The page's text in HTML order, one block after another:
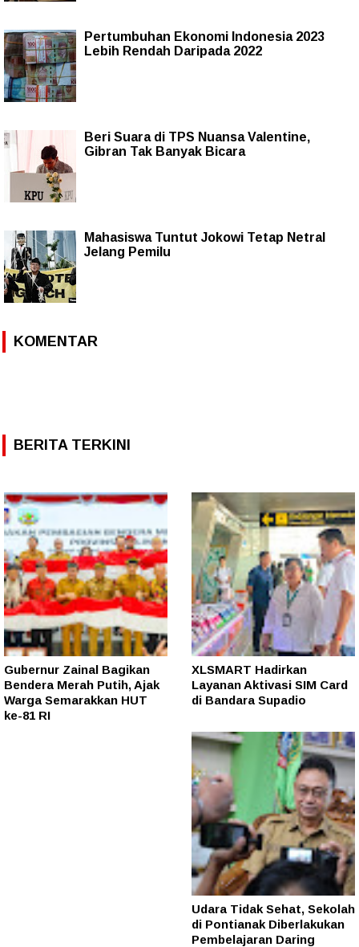
Pertumbuhan Ekonomi Indonesia 2023
Lebih Rendah Daripada 2022
Beri Suara di TPS Nuansa Valentine,
Gibran Tak Banyak Bicara
Mahasiswa Tuntut Jokowi Tetap Netral
Jelang Pemilu
KOMENTAR
BERITA TERKINI
Gubernur Zainal Bagikan
Bendera Merah Putih, Ajak
Warga Semarakkan HUT
ke-81 RI
XLSMART Hadirkan
Layanan Aktivasi SIM Card
di Bandara Supadio
Udara Tidak Sehat, Sekolah
di Pontianak Diberlakukan
Pembelajaran Daring